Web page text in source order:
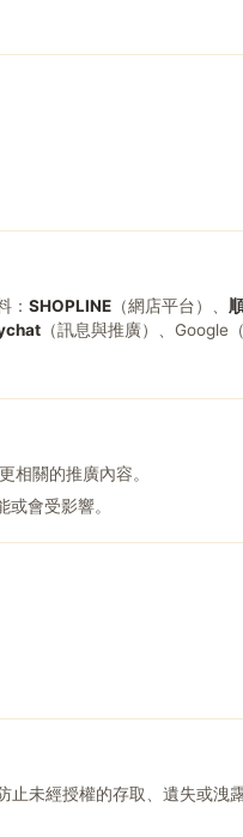
： SHOPLINE （網店平台）、
（訊息與推廣）、Google
相關的推廣內容。
會受影響。
止未經授權的存取、遺失或洩